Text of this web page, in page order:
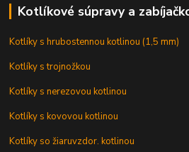
Kotlíkové súpravy a
Kotlíky s hrubostennou kotlinou (1,5 mm)
Kotlíky s trojnožkou
Kotlíky s nerezovou kotlinou
Kotlíky s kovovou kotlinou
Kotlíky so žiaruvzdor. kotlinou